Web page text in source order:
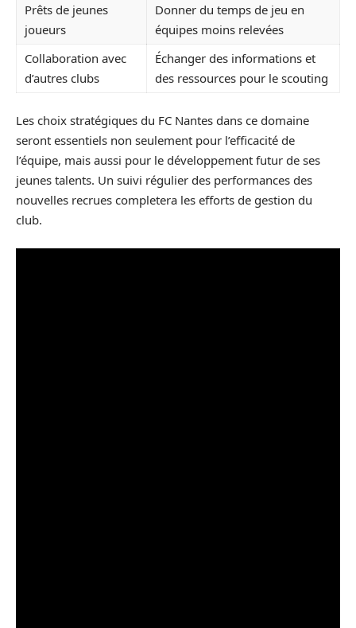
Prêts de jeunes
joueurs
Donner du temps de jeu en
équipes moins relevées
Collaboration avec
d’autres clubs
Échanger des informations et
des ressources pour le scouting
Les choix stratégiques du FC Nantes dans ce domaine
seront essentiels non seulement pour l’efficacité de
l’équipe, mais aussi pour le développement futur de ses
jeunes talents. Un suivi régulier des performances des
nouvelles recrues completera les efforts de gestion du
club.